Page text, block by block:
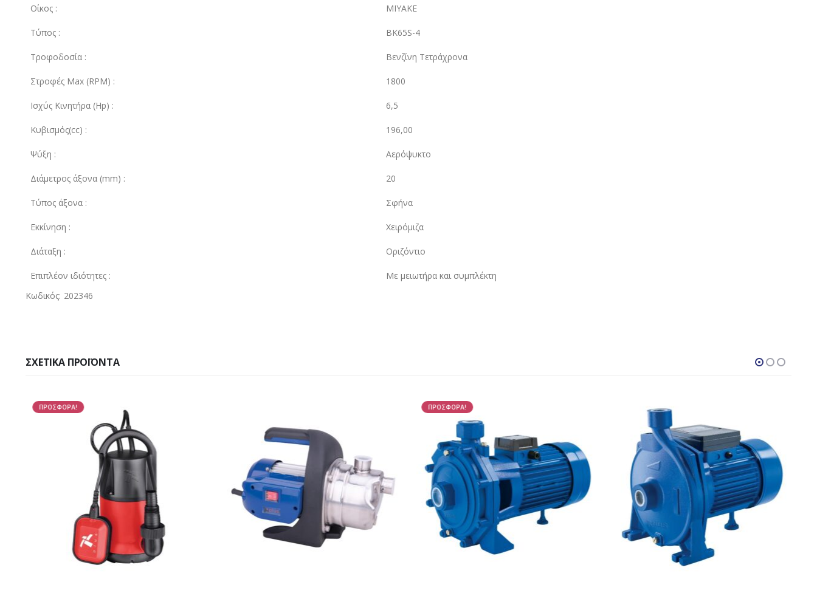
Οίκος : MIYAKE
Τύπoς : BK65S-4
Τροφοδοσία : Βενζίνη Τετράχρονα
Στροφές Μax (RPM) : 1800
Ισχύς Κινητήρα (Hp) : 6,5
Κυβισμός(cc) : 196,00
Ψύξη : Αερόψυκτο
Διάμετρος άξονα (mm) : 20
Τύπος άξονα : Σφήνα
Εκκίνηση : Χειρόμιζα
Διάταξη : Οριζόντιο
Επιπλέον ιδιότητες :
Με μειωτήρα και συμπλέκτη
Κωδικός: 202346
ΣΧΕΤΙΚΆ ΠΡΟΪΌΝΤΑ
ΠΡΟΣΦΟΡΑ! ΠΡΟΣΦΟΡΑ!